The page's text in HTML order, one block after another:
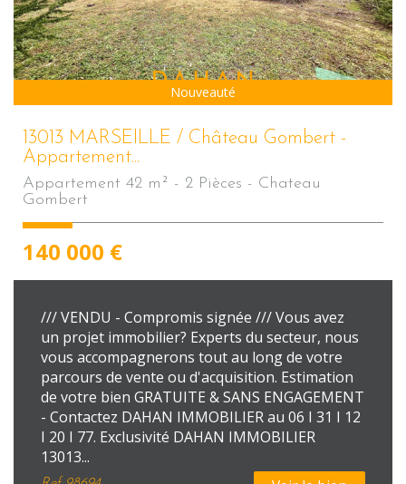
Sous Compromis
Nouveauté
13013 MARSEILLE / Château Gombert -
Appartement...
Appartement 42 m² - 2 Pièces - Chateau
Gombert
140 000 €
/// VENDU - Compromis signée /// Vous avez
un projet immobilier? Experts du secteur, nous
vous accompagnerons tout au long de votre
parcours de vente ou d'acquisition. Estimation
de votre bien GRATUITE & SANS ENGAGEMENT
- Contactez DAHAN IMMOBILIER au 06 I 31 I 12
I 20 I 77. Exclusivité DAHAN IMMOBILIER
13013...